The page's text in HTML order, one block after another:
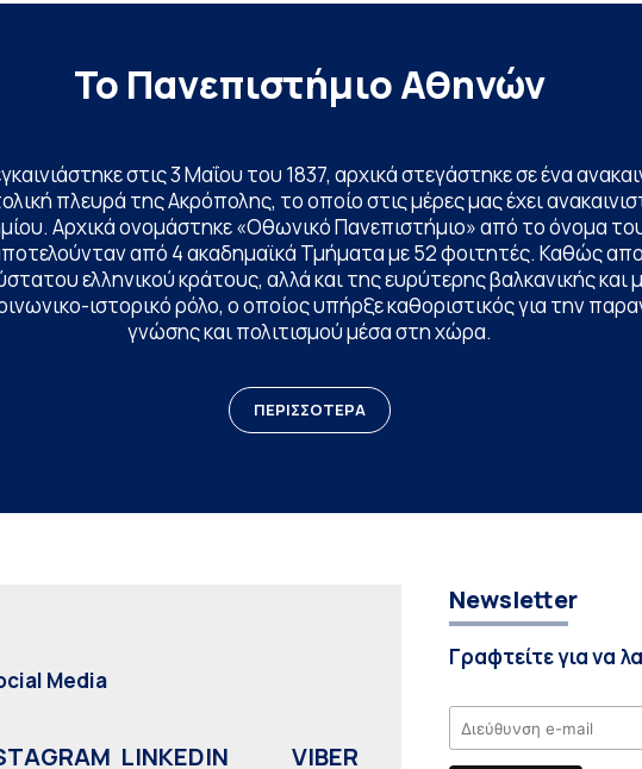
Το Πανεπιστήμιο Αθηνών
στις 3 Μαΐου του 1837, αρχικά στεγάστηκε σε ένα
πλευρά της Ακρόπολης, το οποίο στις μέρες μας έχει
Αρχικά ονομάστηκε «Οθωνικό Πανεπιστήμιο» από το όνομα
από 4 ακαδημαϊκά Τμήματα με 52 φοιτητές. Καθώς
ελληνικού κράτους, αλλά και της ευρύτερης βαλκανικής και
ιστορικό ρόλο, ο οποίος υπήρξε καθοριστικός για την
γνώσης και πολιτισμού μέσα στη χώρα.
ΠΕΡΙΣΣΟΤΕΡΑ
Media
LINKEDIN VIBER
Newsletter
Γραφτείτε για να